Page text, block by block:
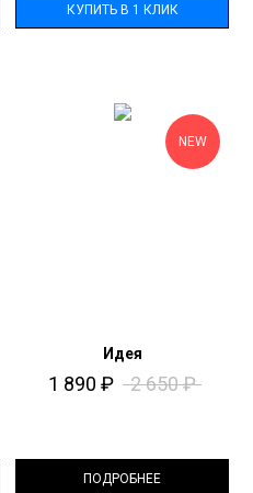
КУПИТЬ В 1 КЛИК
NEW
Идея
1 890 ₽ 2 650₽
ПОДРОБНЕЕ